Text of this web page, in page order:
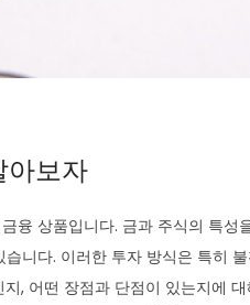
아보자
융 상품입니다. 금과 주식의 특성
니다. 이러한 투자 방식은 특히
, 어떤 장점과 단점이 있는지에